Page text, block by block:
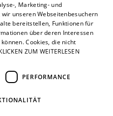
, Marketing- und
unseren Webseitenbesuchern
bereitstellen, Funktionen für
über deren Interessen
Cookies, die nicht
ZUM WEITERLESEN
PERFORMANCE